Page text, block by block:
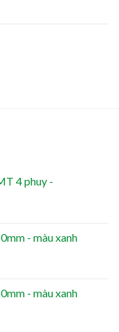
4 phuy -
- màu xanh
- màu xanh